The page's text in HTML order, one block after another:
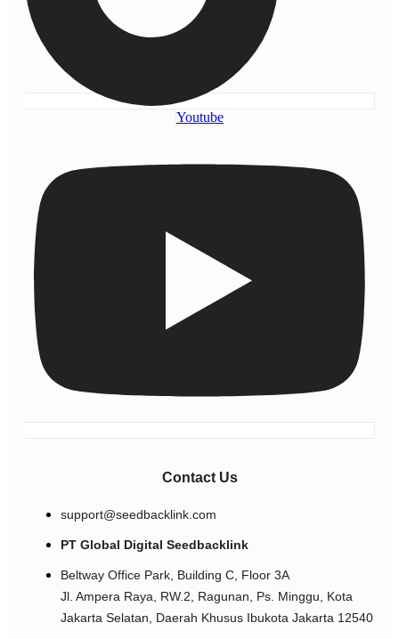
Youtube
Contact Us
support@seedbacklink.com
PT Global Digital Seedbacklink
Beltway Office Park, Building C, Floor 3A
Jl. Ampera Raya, RW.2, Ragunan, Ps. Minggu, Kota
Jakarta Selatan, Daerah Khusus Ibukota Jakarta 12540